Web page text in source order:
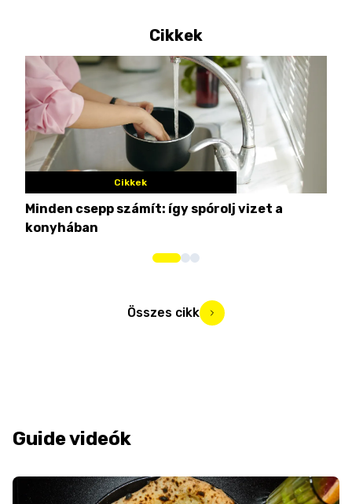
Cikkek
Cikkek
Minden csepp számít: így spórolj vizet a
konyhában
Összes cikk
Guide videók